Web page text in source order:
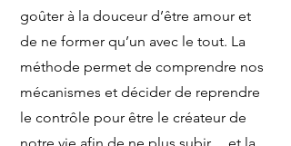
goûter à la douceur d’être amour et
de ne former qu’un avec le tout. La
méthode permet de comprendre nos
mécanismes et décider de reprendre
le contrôle pour être le créateur de